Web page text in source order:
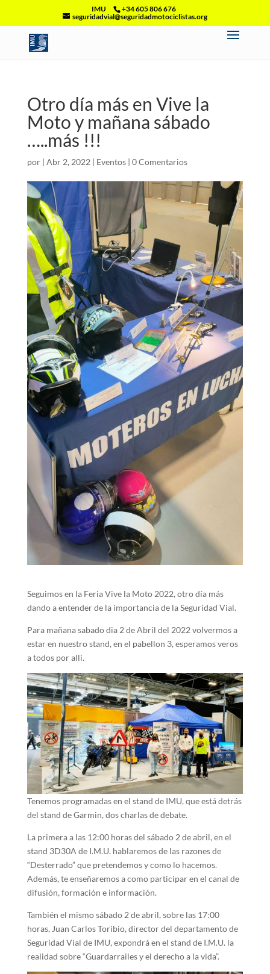
IMU
+34 605 806 676
seguridadvial@seguridadmotociclistas.org
Otro día más en Vive la
Moto y mañana sábado
…..más !!!
por | Abr 2, 2022 | Eventos| 0 Comentarios
Seguimos en la Feria Vive la Moto 2022, otro día más
dando a entender de la importancia de la Seguridad Vial.
Para mañana sabado dia 2 de Abril del 2022 volvermos a
estar en nuestro stand, en el pabellon 3, esperamos veros
a todos por alli.
Tenemos programadas en el stand de IMU, que está detrás
del stand de Garmin, dos charlas de debate.
La primera a las 12:00 horas del sábado 2 de abril, en el
stand 3D30A de I.M.U. hablaremos de las razones de
“Desterrado” que pretendemos y como lo hacemos.
Además, te enseñaremos a como participar en el canal de
difusión, formación e información.
También el mismo sábado 2 de abril, sobre las 17:00
horas, Juan Carlos Toribio, director del departamento de
Seguridad Vial de IMU, expondrá en el stand de I.M.U. la
realidad sobre “Guardarrailes y el derecho a la vida”.